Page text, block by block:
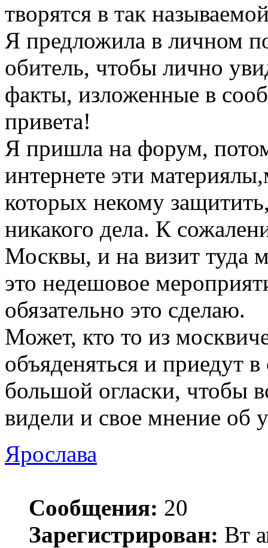
творятся в так
Я предложила в личном
обитель, чтобы лично
факты, изложенные в
привета!
Я пришла на форум,
интернете эти
которых некому
никакого дела. К
Москвы, и на визит туда
это недешовое
обязательно это сделаю.
Может, кто то из
объяденяться и приедут
большой огласки, чтобы
видели и свое мнение об
Ярослава
Сообщения: 20
Зарегистрирован: Вт